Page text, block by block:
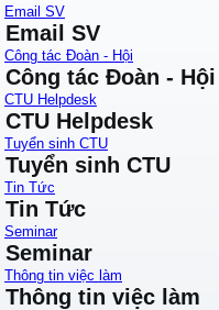
Email SV
Email SV
Công tác Đoàn - Hội
Công tác Đoàn - Hội
CTU Helpdesk
CTU Helpdesk
Tuyển sinh CTU
Tuyển sinh CTU
Tin Tức
Tin Tức
Seminar
Seminar
Thông tin việc làm
Thông tin việc làm